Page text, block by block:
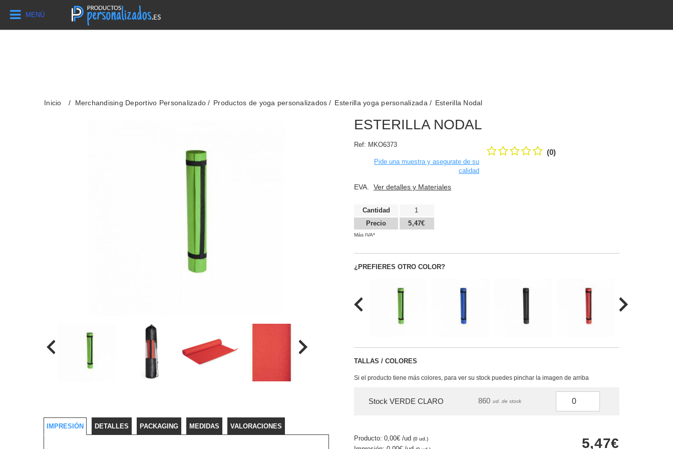
MENÚ
Inicio Merchandising Deportivo Personalizado Productos de yoga personalizados Esterilla yoga personalizada Esterilla Nodal
IMPRESIÓN DETALLES PACKAGING MEDIDAS VALORACIONES
ESTERILLA NODAL
Ref: MKO6373
(0)
Pide una muestra y asegurate de su
calidad
EVA. Ver detalles y Materiales
Cantidad
Precio
1
5,47€
Más IVA*
¿PREFIERES OTRO COLOR?
TALLAS / COLORES
Si el producto tiene más colores, para ver su stock puedes pinchar la imagen de arriba
Stock VERDE CLARO 860 ud. de stock
Producto: 0,00€ /ud (0 ud.) 5,47€